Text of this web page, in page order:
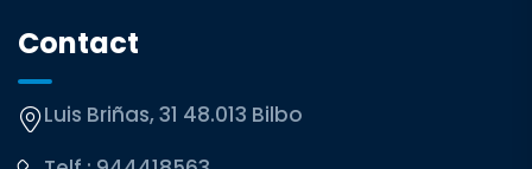
Contact
Luis Briñas, 31 48.013 Bilbo